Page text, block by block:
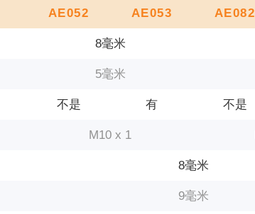
AE052 AE053 AE082
8毫米
5毫米
不是 有 不是
M10 x 1
8毫米
9毫米